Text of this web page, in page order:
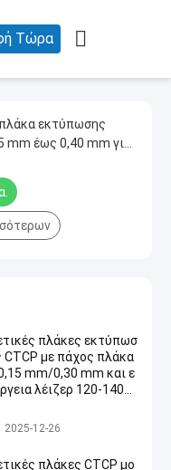
Τώρα 
εκτύπωσης
mm έως 0,40 mm για
πλάκες εκτύπωσ
CTCP με πάχος πλάκα
mm/0,30 mm και ε
λέιζερ 120-140
εκτύπωσης CTCP
2025-12-26
πλάκες CTCP μο